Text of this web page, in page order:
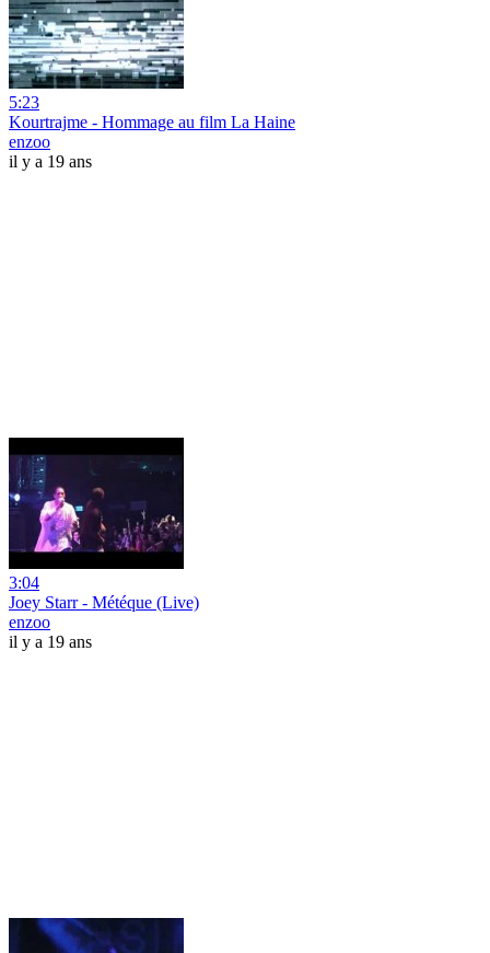
5:23
Kourtrajme - Hommage au film La Haine
enzoo
il y a 19 ans
3:04
Joey Starr - Météque (Live)
enzoo
il y a 19 ans